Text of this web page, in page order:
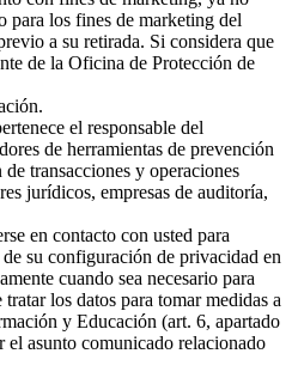
para los fines de marketing del
a su retirada. Si considera que
de la Oficina de Protección de
el responsable del
de herramientas de prevención
transacciones y operaciones
jurídicos, empresas de auditoría,
en contacto con usted para
su configuración de privacidad en
cuando sea necesario para
los datos para tomar medidas a
y Educación (art. 6, apartado
el asunto comunicado relacionado